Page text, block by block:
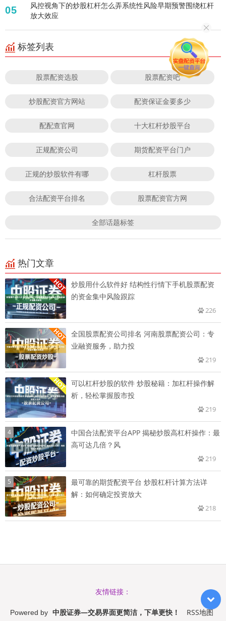
05
风控视角下的炒股杠杆怎么弄系统性风险早期预警围绕杠杆
放大效应
标签列表
股票配资选股 股票配资吧
炒股配资官方网站 配资保证金要多少
配配查官网 十大杠杆炒股平台
正规配资公司 期货配资平台门户
正规的炒股软件有哪 杠杆股票
合法配资平台排名 股票配资官方网
全部话题标签
热门文章
炒股用什么软件好 结构性行情下手机股票配资
的资金集中风险跟踪
226
全国股票配资公司排名 河南股票配资公司：专
业融资服务，助力投
219
可以杠杆炒股的软件 炒股秘籍：加杠杆操作解
析，轻松掌握股市投
219
4
中国合法配资平台APP 揭秘炒股高杠杆操作：最
高可达几倍？风
219
5
最可靠的期货配资平台 炒股杠杆计算方法详
解：如何确定投资放大
218
友情链接：
Powered by 中股证券—交易界面更简洁，下单更快！
RSS地图